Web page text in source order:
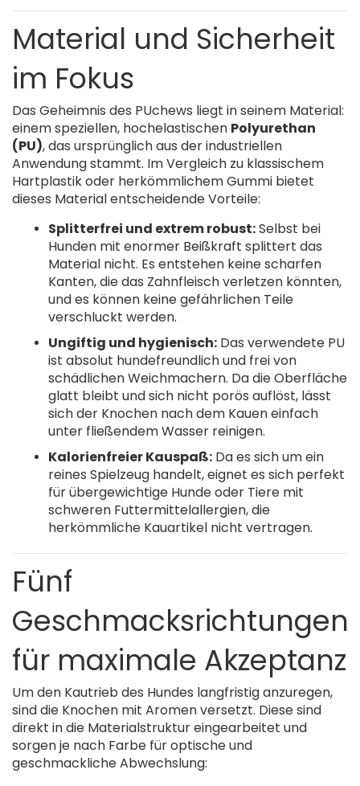
Material und Sicherheit
im Fokus
Das Geheimnis des PUchews liegt in seinem Material:
einem speziellen, hochelastischen Polyurethan
(PU), das ursprünglich aus der industriellen
Anwendung stammt. Im Vergleich zu klassischem
Hartplastik oder herkömmlichem Gummi bietet
dieses Material entscheidende Vorteile:
Splitterfrei und extrem robust:Selbst bei
Hunden mit enormer Beißkraft splittert das
Material nicht. Es entstehen keine scharfen
Kanten, die das Zahnfleisch verletzen könnten,
und es können keine gefährlichen Teile
verschluckt werden.
Ungiftig und hygienisch: Das verwendete PU
ist absolut hundefreundlich und frei von
schädlichen Weichmachern. Da die Oberfläche
glatt bleibt und sich nicht porös auflöst, lässt
sich der Knochen nach dem Kauen einfach
unter fließendem Wasser reinigen.
Kalorienfreier Kauspaß: Da es sich um ein
reines Spielzeug handelt, eignet es sich perfekt
für übergewichtige Hunde oder Tiere mit
schweren Futtermittelallergien, die
herkömmliche Kauartikel nicht vertragen.
Fünf
Geschmacksrichtungen
für maximale Akzeptanz
Um den Kautrieb des Hundes langfristig anzuregen,
sind die Knochen mit Aromen versetzt. Diese sind
direkt in die Materialstruktur eingearbeitet und
sorgen je nach Farbe für optische und
geschmackliche Abwechslung: